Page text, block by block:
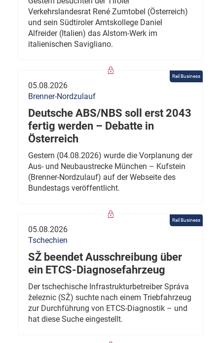
Verkehrslandesrat René Zumtobel (Österreich)
und sein Südtiroler Amtskollege Daniel
Alfreider (Italien) das Alstom-Werk im
italienischen Savigliano.
Rail Business
05.08.2026
Brenner-Nordzulauf
Deutsche ABS/NBS soll erst 2043
fertig werden – Debatte in
Österreich
Gestern (04.08.2026) wurde die Vorplanung der
Aus- und Neubaustrecke München – Kufstein
(Brenner-Nordzulauf) auf der Webseite des
Bundestags veröffentlicht.
Rail Business
05.08.2026
Tschechien
SŽ beendet Ausschreibung über
ein ETCS-Diagnosefahrzeug
Der tschechische Infrastrukturbetreiber Správa
železnic (SŽ) suchte nach einem Triebfahrzeug
zur Durchführung von ETCS-Diagnostik – und
hat diese Suche eingestellt.